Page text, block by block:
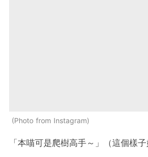
Photo from Instagram
「本喵可是爬樹高手～」（這個樣子